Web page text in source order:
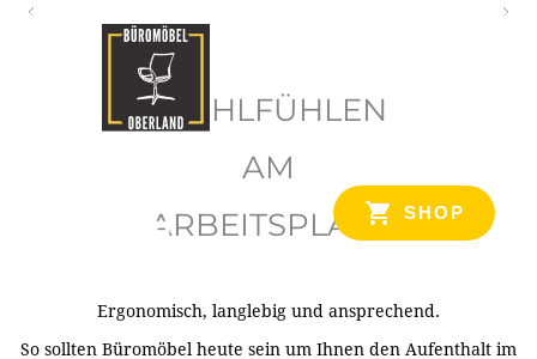
SHOP
WOHLFÜHLEN
AM
ARBEITSPLATZ
Ergonomisch, langlebig und ansprechend.
So sollten Büromöbel heute sein um Ihnen den Aufenthalt im